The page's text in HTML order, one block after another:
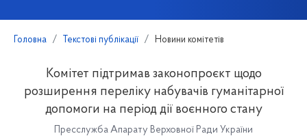
Головна Текстові публікації Новини комітетів
Комітет підтримав законопроєкт щодо
розширення переліку набувачів гуманітарної
допомоги на період дії воєнного стану
Пресслужба Апарату Верховної Ради України